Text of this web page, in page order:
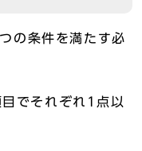
の条件を満たす必
でそれぞれ1点以